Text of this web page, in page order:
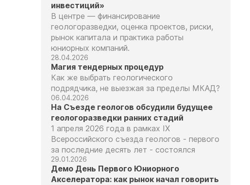
инвестиций»
В центре — финансирование
геологоразведки, оценка проектов, риски,
рынок капитала и практика работы
юниорных компаний.
28.04.2026
Магия тендерных процедур
Как же выбрать геологического
подрядчика, не выезжая за пределы МКАД?
06.04.2026
На Съезде геологов обсудили будущее
геологоразведки ранних стадий
1 апреля 2026 года в рамках IX
Всероссийского съезда геологов - первого
за последние десять лет - состоялся
29.01.2026
Демо День Первого Юниорного
Акселератора: как рынок начал говорить